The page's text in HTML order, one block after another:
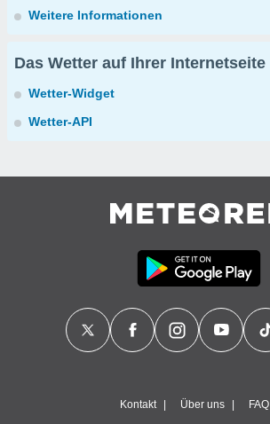
Weitere Informationen
Das Wetter auf Ihrer Internetseite
Wetter-Widget
Wetter-API
Kontakt Über uns FAQ